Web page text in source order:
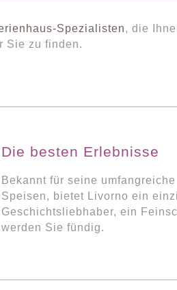
Spezialisten, die
Sie zu finden.
Die besten Erlebnisse
Bekannt für seine
Speisen, bietet Livorno ein
Geschichtsliebhaber, ein
werden Sie fündig.